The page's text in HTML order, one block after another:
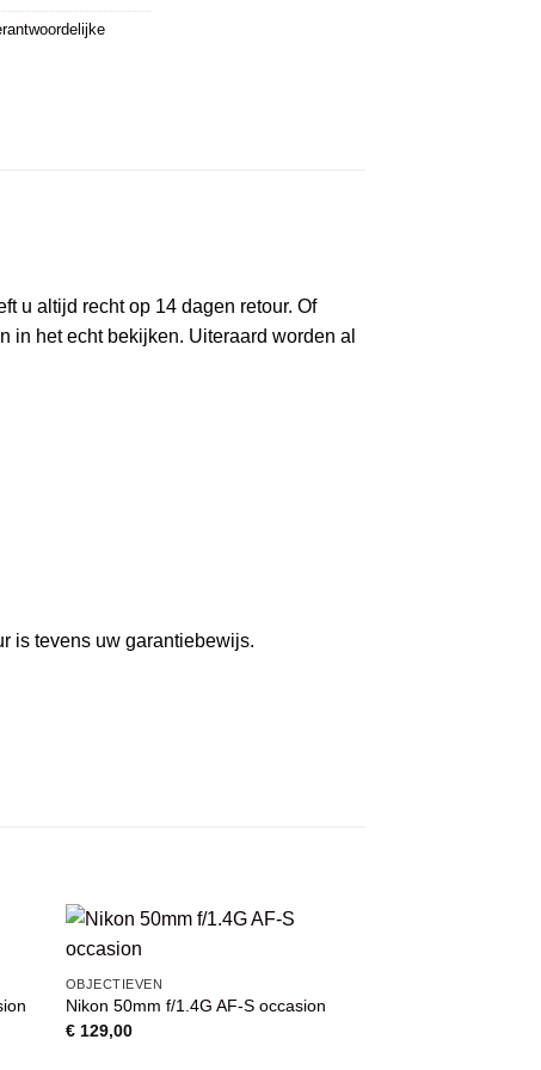
u altijd recht op 14 dagen retour. Of
in het echt bekijken. Uiteraard worden al
is tevens uw garantiebewijs.
WENSENLIJST
OBJECTIEVEN
Nikon 50mm f/1.4G AF-S occasion
€129,00